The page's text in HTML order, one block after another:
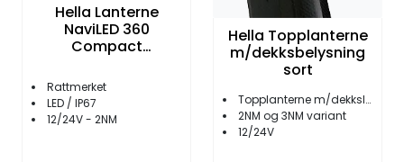
Hella Lanterne
NaviLED 360
Compact
Rattmerket
LED / IP67
12/24V - 2NM
Hella Topplanterne
m/dekksbelysning
sort
Topplanterne m/dekkslys
2NM og 3NM variant
12/24V